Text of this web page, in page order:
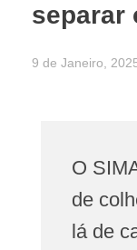
separar
9 de Janeiro,
O
de
lá de